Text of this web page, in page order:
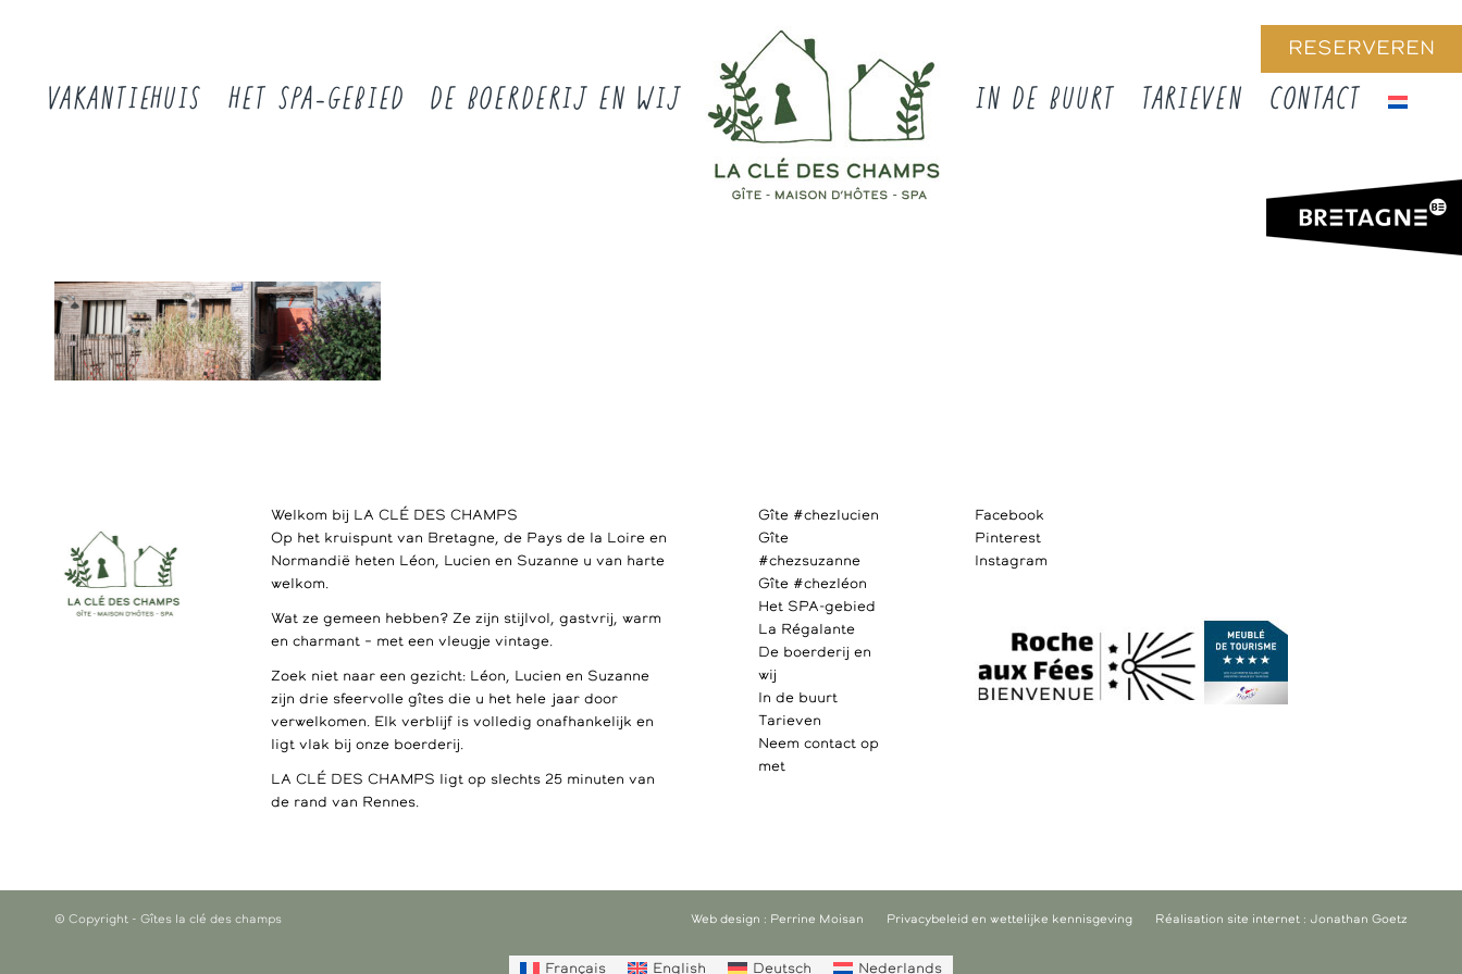
RESERVEREN
VAKANTIEHUIS HET SPA-GEBIED DE BOERDERIJ EN WIJ IN DE BUURT TARIEVEN CONTACT
Welkom bij LA CLÉ DES CHAMPS
Op het kruispunt van Bretagne, de Pays de la Loire en
Normandië heten Léon, Lucien en Suzanne u van harte
welkom.
Wat ze gemeen hebben? Ze zijn stijlvol, gastvrij, warm
en charmant – met een vleugje vintage.
Zoek niet naar een gezicht: Léon, Lucien en Suzanne
zijn drie sfeervolle gîtes die u het hele jaar door
verwelkomen. Elk verblijf is volledig onafhankelijk en
ligt vlak bij onze boerderij.
LA CLÉ DES CHAMPS ligt op slechts 25 minuten van
de rand van Rennes.
Gîte #chezlucien
Gîte
#chezsuzanne
Gîte #chezléon
Het SPA-gebied
La Régalante
De boerderij en
wij
In de buurt
Tarieven
Neem contact op
met
Facebook
Pinterest
Instagram
© Copyright - Gîtes la clé des champs Web design : Perrine Moisan Privacybeleid en wettelijke kennisgeving Réalisation site internet : Jonathan Goetz
Français English Deutsch Nederlands